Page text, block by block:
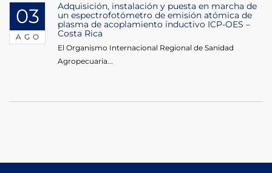
03
AGO
Adquisición, instalación y puesta en marcha de
un espectrofotómetro de emisión atómica de
plasma de acoplamiento inductivo ICP-OES –
Costa Rica
El Organismo Internacional Regional de Sanidad
Agropecuaria...